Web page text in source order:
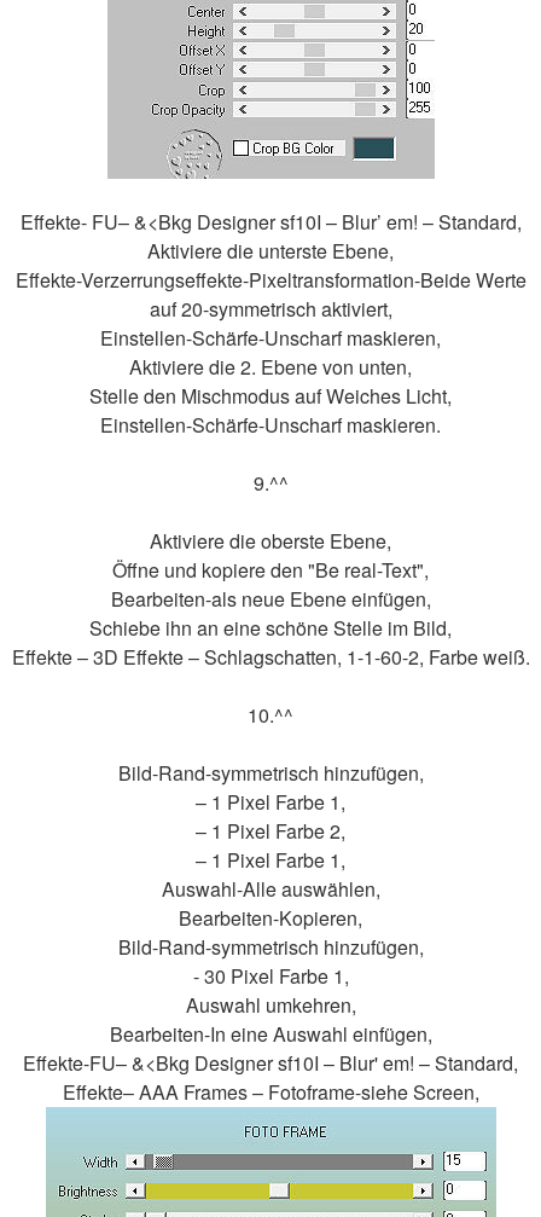
Effekte- FU– &<Bkg Designer sf10I – Blur’ em! – Standard,
Aktiviere die unterste Ebene,
Effekte-Verzerrungseffekte-Pixeltransformation-Beide Werte
auf 20-symmetrisch aktiviert,
Einstellen-Schärfe-Unscharf maskieren,
Aktiviere die 2. Ebene von unten,
Stelle den Mischmodus auf Weiches Licht,
Einstellen-Schärfe-Unscharf maskieren.
9.^^
Aktiviere die oberste Ebene,
Öffne und kopiere den "Be real-Text",
Bearbeiten-als neue Ebene einfügen,
Schiebe ihn an eine schöne Stelle im Bild,
Effekte – 3D Effekte – Schlagschatten, 1-1-60-2, Farbe weiß.
10.^^
Bild-Rand-symmetrisch hinzufügen,
– 1 Pixel Farbe 1,
– 1 Pixel Farbe 2,
– 1 Pixel Farbe 1,
Auswahl-Alle auswählen,
Bearbeiten-Kopieren,
Bild-Rand-symmetrisch hinzufügen,
- 30 Pixel Farbe 1,
Auswahl umkehren,
Bearbeiten-In eine Auswahl einfügen,
Effekte-FU– &<Bkg Designer sf10I – Blur' em! – Standard,
Effekte– AAA Frames – Fotoframe-siehe Screen,